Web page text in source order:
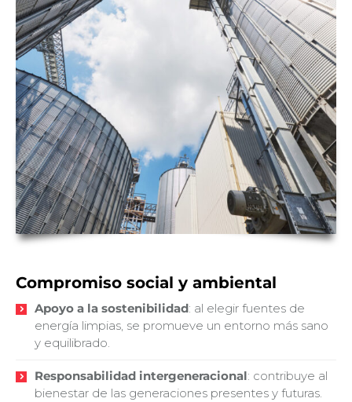
Compromiso social y ambiental
Apoyo a la sostenibilidad: al elegir fuentes de
energía limpias, se promueve un entorno más sano
y equilibrado.
Responsabilidad intergeneracional: contribuye al
bienestar de las generaciones presentes y futuras.